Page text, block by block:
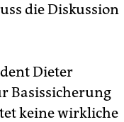
die Diskussion
Dieter
Basissicherung
keine wirkliche